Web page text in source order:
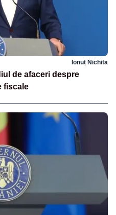
Ionuț Nichita
de afaceri despre
fiscale